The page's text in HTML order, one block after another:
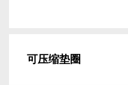
可压缩垫圈